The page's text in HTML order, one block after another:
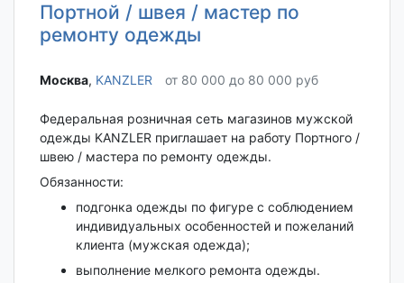
Портной / швея / мастер по
ремонту одежды
Москва‎, KANZLER от 80 000 до 80 000 руб
Федеральная розничная сеть магазинов мужской
одежды KANZLER приглашает на работу Портного /
швею / мастера по ремонту одежды.
Обязанности:
подгонка одежды по фигуре с соблюдением
индивидуальных особенностей и пожеланий
клиента (мужская одежда);
выполнение мелкого ремонта одежды.